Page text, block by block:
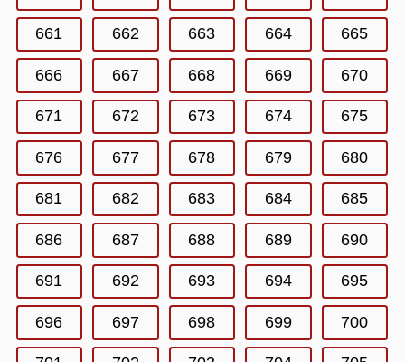
661 662 663 664 665
666 667 668 669 670
671 672 673 674 675
676 677 678 679 680
681 682 683 684 685
686 687 688 689 690
691 692 693 694 695
696 697 698 699 700